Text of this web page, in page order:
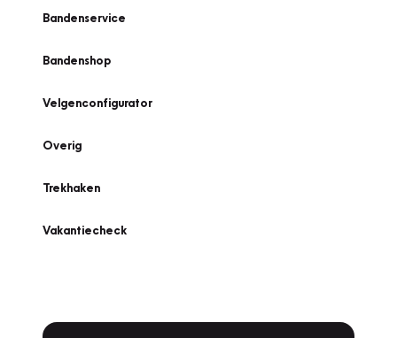
Bandenservice
Bandenshop
Velgenconfigurator
Overig
Trekhaken
Vakantiecheck